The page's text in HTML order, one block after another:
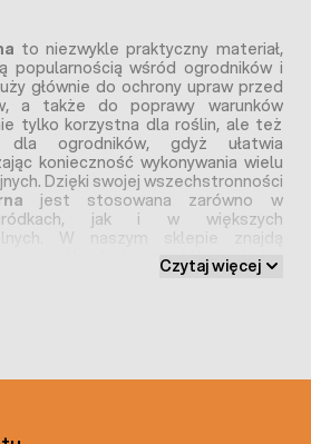
to niezwykle praktyczny materiał,
popularnością wśród ogrodników i
głównie do ochrony upraw przed
a także do poprawy warunków
tylko korzystna dla roślin, ale też
dla ogrodników, gdyż ułatwia
konieczność wykonywania wielu
Dzięki swojej wszechstronności
jest stosowana zarówno w
jak i w większych
W naszym sklepie znajdą
agrotkanin i agrowłóknin
, które
wymiary i właściwości, co
potrzeby stosowania
Czytaj więcej